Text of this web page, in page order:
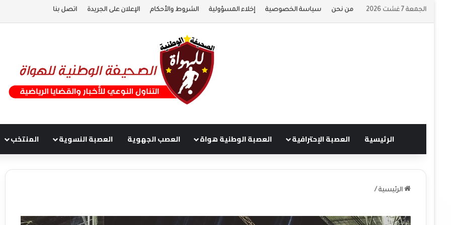
الجمعة 7 غشت 2026 من نحن سياسة الخصوصية إخلاء المسؤولية الشروط والأحكام الإعلان على الجريدة اتصل بنا
الرئيسية العصبة الإحترافية العصبة الوطنية هواة العصب الجهوية العصبة النسوية المنتخب
الرئيسية /